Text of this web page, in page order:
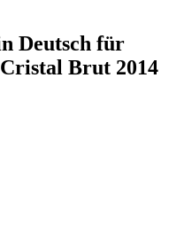
Deutsch für
Brut 2014